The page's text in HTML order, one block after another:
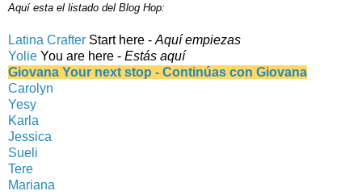
Aquí esta el listado del Blog Hop:
Latina Crafter Start here - Aquí empiezas
Yolie You are here - Estás aquí
Giovana Your next stop - Continúas con Giovana
Carolyn
Yesy
Karla
Jessica
Sueli
Tere
Mariana